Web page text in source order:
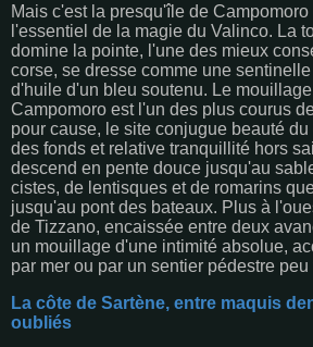
Mais c'est la presqu'île de
l'essentiel de la magie du Valinco. La
domine la pointe, l'une des mieux
corse, se dresse comme une
d'huile d'un bleu soutenu. Le
Campomoro est l'un des plus courus
pour cause, le site conjugue beauté
des fonds et relative tranquillité hors
descend en pente douce jusqu'au
cistes, de lentisques et de romarins
jusqu'au pont des bateaux. Plus à
de Tizzano, encaissée entre deux
un mouillage d'une intimité absolue,
par mer ou par un sentier pédestre peu
La côte de Sartène, entre maquis
oubliés